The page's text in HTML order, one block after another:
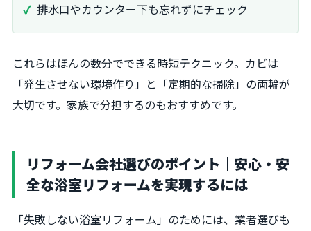
排水口やカウンター下も忘れずにチェック
これらはほんの数分でできる時短テクニック。カビは
「発生させない環境作り」と「定期的な掃除」の両輪が
大切です。家族で分担するのもおすすめです。
リフォーム会社選びのポイント｜安心・安
全な浴室リフォームを実現するには
「失敗しない浴室リフォーム」のためには、業者選びも